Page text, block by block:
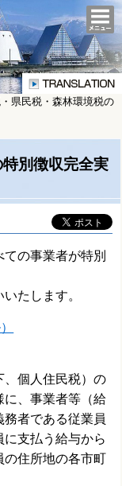
県民税・森林環境税の
別徴収完全実
の事業者が特別
たします。
個人住民税）の
に、事業者等（給
者である従業員
に支払う給与から
の住所地の各市町